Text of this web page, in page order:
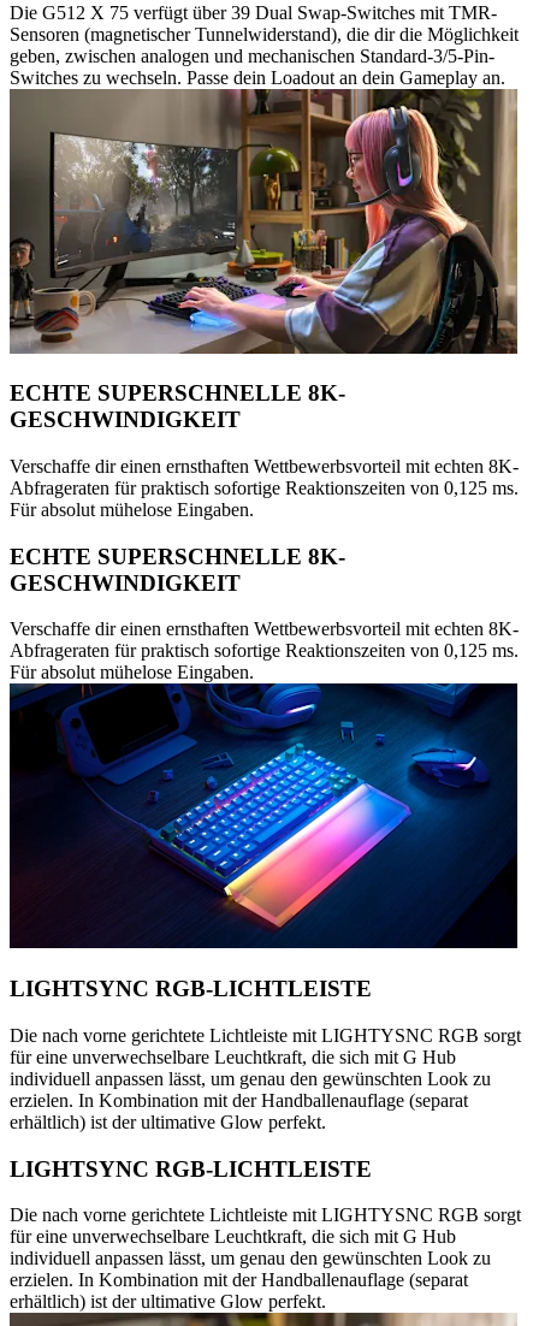
Die G512 X 75 verfügt über 39 Dual Swap-Switches mit TMR-
Sensoren (magnetischer Tunnelwiderstand), die dir die Möglichkeit
geben, zwischen analogen und mechanischen Standard-3/5-Pin-
Switches zu wechseln. Passe dein Loadout an dein Gameplay an.
ECHTE SUPERSCHNELLE 8K-
GESCHWINDIGKEIT
Verschaffe dir einen ernsthaften Wettbewerbsvorteil mit echten 8K-
Abfrageraten für praktisch sofortige Reaktionszeiten von 0,125 ms.
Für absolut mühelose Eingaben.
ECHTE SUPERSCHNELLE 8K-
GESCHWINDIGKEIT
Verschaffe dir einen ernsthaften Wettbewerbsvorteil mit echten 8K-
Abfrageraten für praktisch sofortige Reaktionszeiten von 0,125 ms.
Für absolut mühelose Eingaben.
LIGHTSYNC RGB-LICHTLEISTE
Die nach vorne gerichtete Lichtleiste mit LIGHTYSNC RGB sorgt
für eine unverwechselbare Leuchtkraft, die sich mit G Hub
individuell anpassen lässt, um genau den gewünschten Look zu
erzielen. In Kombination mit der Handballenauflage (separat
erhältlich) ist der ultimative Glow perfekt.
LIGHTSYNC RGB-LICHTLEISTE
Die nach vorne gerichtete Lichtleiste mit LIGHTYSNC RGB sorgt
für eine unverwechselbare Leuchtkraft, die sich mit G Hub
individuell anpassen lässt, um genau den gewünschten Look zu
erzielen. In Kombination mit der Handballenauflage (separat
erhältlich) ist der ultimative Glow perfekt.